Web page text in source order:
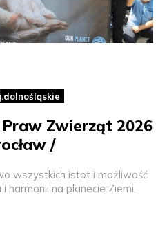
Zwierząt 2026
/
wszystkich istot i możliwość
harmonii na planecie Ziemi.